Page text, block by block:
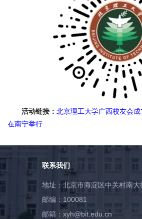
活动链接： 北京理工大学广西校友会
在南宁举行
联系我们
地址：北京市海淀区中关村南大
邮编：100081
邮箱：xyh@bit.edu.cn